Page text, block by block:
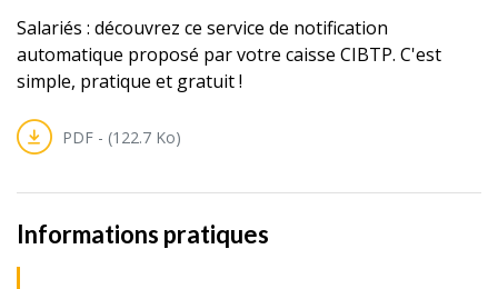
Salariés : découvrez ce service de notification
automatique proposé par votre caisse CIBTP. C'est
simple, pratique et gratuit !
PDF - (122.7 Ko)
Informations pratiques